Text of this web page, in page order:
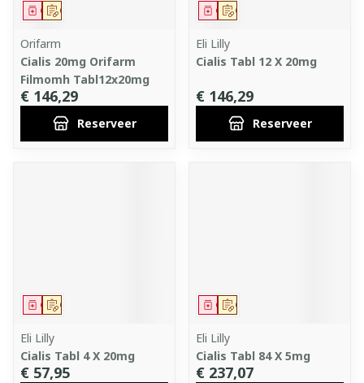
Op voorschrift
Geneesmiddel
Orifarm
Cialis 20mg Orifarm
Filmomh Tabl12x20mg
€ 146,29
Reserveer
Op voorschrift
Geneesmiddel
Eli Lilly
Cialis Tabl 12 X 20mg
€ 146,29
Reserveer
Op voorschrift
Geneesmiddel
Eli Lilly
Cialis Tabl 4 X 20mg
€ 57,95
Op voorschrift
Geneesmiddel
Eli Lilly
Cialis Tabl 84 X 5mg
€ 237,07